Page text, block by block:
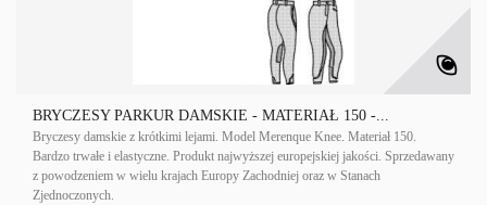
BRYCZESY PARKUR DAMSKIE - MATERIAŁ 150 -...
Bryczesy damskie z krótkimi lejami. Model Merenque Knee. Materiał 150.
Bardzo trwałe i elastyczne. Produkt najwyższej europejskiej jakości. Sprzedawany
z powodzeniem w wielu krajach Europy Zachodniej oraz w Stanach
Zjednoczonych.